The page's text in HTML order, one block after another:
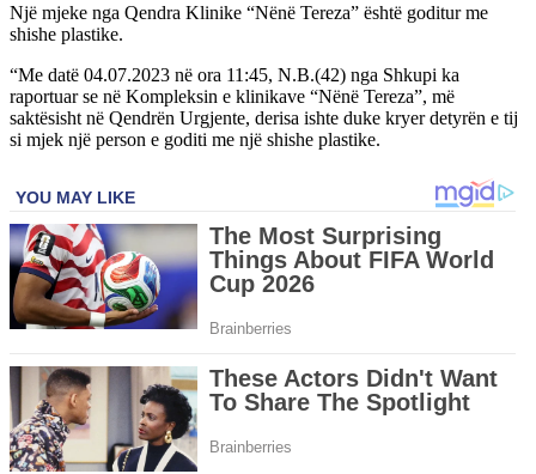
Një mjeke nga Qendra Klinike “Nënë Tereza” është goditur me
shishe plastike.
“Me datë 04.07.2023 në ora 11:45, N.B.(42) nga Shkupi ka
raportuar se në Kompleksin e klinikave “Nënë Tereza”, më
saktësisht në Qendrën Urgjente, derisa ishte duke kryer detyrën e tij
si mjek një person e goditi me një shishe plastike.